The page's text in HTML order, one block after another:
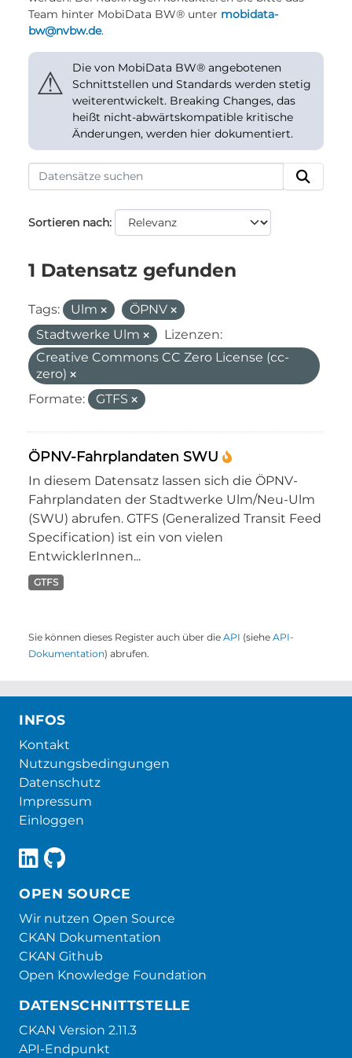
Team hinter MobiData BW® unter mobidata-
bw@nvbw.de.
⚠
Die von MobiData BW® angebotenen
Schnittstellen und Standards werden stetig
weiterentwickelt. Breaking Changes, das
heißt nicht-abwärtskompatible kritische
Änderungen, werden hier dokumentiert.
Sortieren nach
1 Datensatz gefunden
Tags: Ulm
ÖPNV
Stadtwerke Ulm
Lizenzen:
Creative Commons CC Zero License (cc-
zero)
Formate:
GTFS
ÖPNV-Fahrplandaten SWU
In diesem Datensatz lassen sich die ÖPNV-
Fahrplandaten der Stadtwerke Ulm/Neu-Ulm
(SWU) abrufen. GTFS (Generalized Transit Feed
Specification) ist ein von vielen
EntwicklerInnen...
GTFS
Sie können dieses Register auch über die API (siehe API-
Dokumentation) abrufen.
INFOS
Kontakt
Nutzungsbedingungen
Datenschutz
Impressum
Einloggen
OPEN SOURCE
Wir nutzen Open Source
CKAN Dokumentation
CKAN Github
Open Knowledge Foundation
DATENSCHNITTSTELLE
CKAN Version 2.11.3
API-Endpunkt